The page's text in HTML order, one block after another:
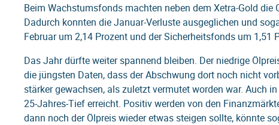
Beim Wachstumsfonds machten neben dem Xetra-Gold
Dadurch konnten die Januar-Verluste ausgeglichen und
Februar um 2,14 Prozent und der Sicherheitsfonds um 1,51
Das Jahr dürfte weiter spannend bleiben. Der niedrige
die jüngsten Daten, dass der Abschwung dort noch nicht
stärker gewachsen, als zuletzt vermutet worden war. Auch
25-Jahres-Tief erreicht. Positiv werden von den
dann noch der Ölpreis wieder etwas steigen sollte, könnte